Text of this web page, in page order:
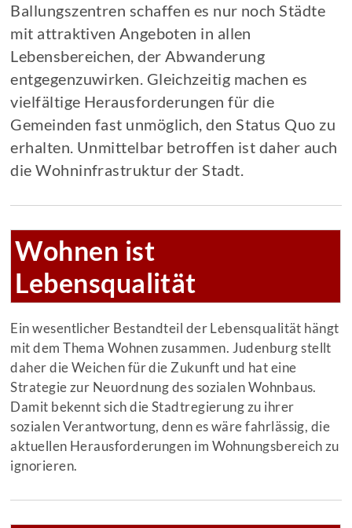
Ballungszentren schaffen es nur noch Städte
mit attraktiven Angeboten in allen
Lebensbereichen, der Abwanderung
entgegenzuwirken. Gleichzeitig machen es
vielfältige Herausforderungen für die
Gemeinden fast unmöglich, den Status Quo zu
erhalten. Unmittelbar betroffen ist daher auch
die Wohninfrastruktur der Stadt.
Wohnen ist
Lebensqualität
Ein wesentlicher Bestandteil der Lebensqualität hängt
mit dem Thema Wohnen zusammen. Judenburg stellt
daher die Weichen für die Zukunft und hat eine
Strategie zur Neuordnung des sozialen Wohnbaus.
Damit bekennt sich die Stadtregierung zu ihrer
sozialen Verantwortung, denn es wäre fahrlässig, die
aktuellen Herausforderungen im Wohnungsbereich zu
ignorieren.